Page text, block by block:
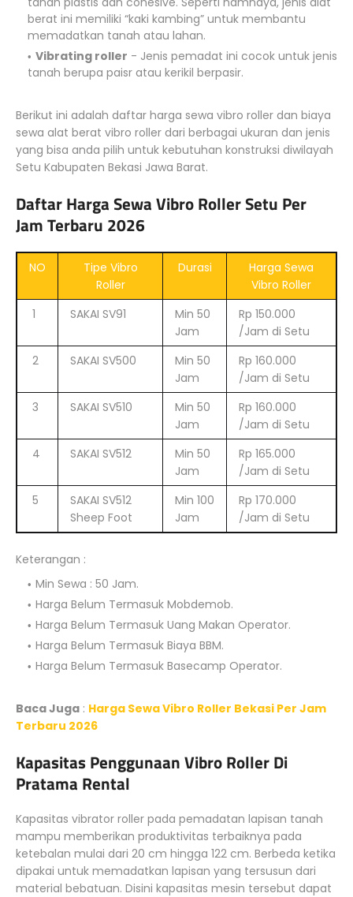
berat ini memiliki “kaki kambing” untuk membantu
memadatkan tanah atau lahan.
Vibrating roller - Jenis pemadat ini cocok untuk jenis
tanah berupa paisr atau kerikil berpasir.
Berikut ini adalah daftar harga sewa vibro roller dan biaya
sewa alat berat vibro roller dari berbagai ukuran dan jenis
yang bisa anda pilih untuk kebutuhan konstruksi diwilayah
Setu Kabupaten Bekasi Jawa Barat.
Daftar Harga Sewa Vibro Roller Setu Per
Jam Terbaru 2026
NO
Tipe Vibro
Roller
Durasi
Harga Sewa
Vibro Roller
1
SAKAI SV91
Min 50
Jam
Rp 150.000
/Jam di Setu
2
SAKAI SV500
Min 50
Jam
Rp 160.000
/Jam di Setu
3
SAKAI SV510
Min 50
Jam
Rp 160.000
/Jam di Setu
4
SAKAI SV512
Min 50
Jam
Rp 165.000
/Jam di Setu
5
SAKAI SV512
Sheep Foot
Min 100
Jam
Rp 170.000
/Jam di Setu
Keterangan :
Min Sewa : 50 Jam.
Harga Belum Termasuk Mobdemob.
Harga Belum Termasuk Uang Makan Operator.
Harga Belum Termasuk Biaya BBM.
Harga Belum Termasuk Basecamp Operator.
Baca Juga : Harga Sewa Vibro Roller Bekasi Per Jam
Terbaru 2026
Kapasitas Penggunaan Vibro Roller Di
Pratama Rental
Kapasitas vibrator roller pada pemadatan lapisan tanah
mampu memberikan produktivitas terbaiknya pada
ketebalan mulai dari 20 cm hingga 122 cm. Berbeda ketika
dipakai untuk memadatkan lapisan yang tersusun dari
material bebatuan. Disini kapasitas mesin tersebut dapat